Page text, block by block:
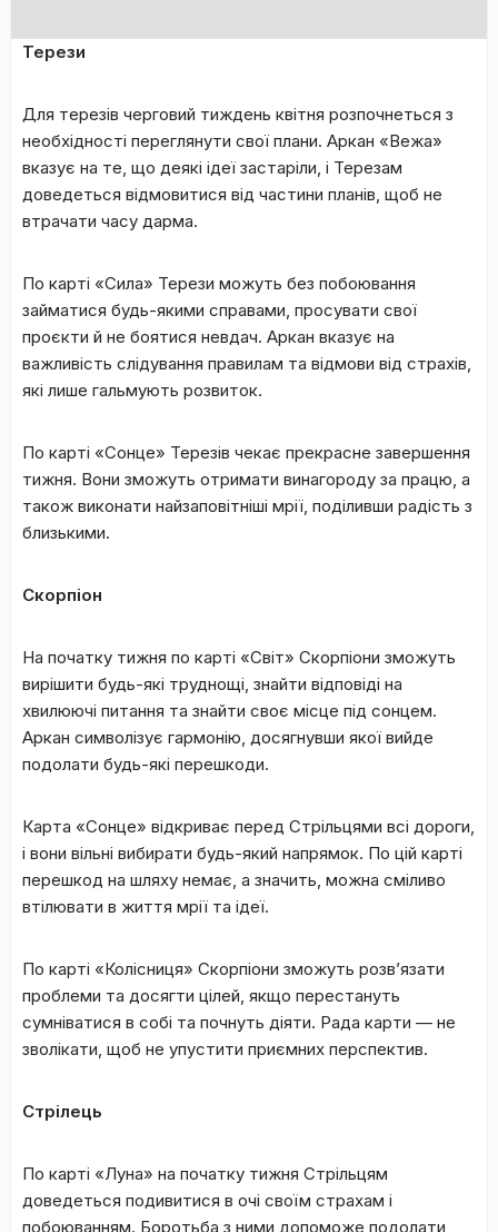
Терези
Для терезів черговий тиждень квітня розпочнеться з
необхідності переглянути свої плани. Аркан «Вежа»
вказує на те, що деякі ідеї застаріли, і Терезам
доведеться відмовитися від частини планів, щоб не
втрачати часу дарма.
По карті «Сила» Терези можуть без побоювання
займатися будь-якими справами, просувати свої
проєкти й не боятися невдач. Аркан вказує на
важливість слідування правилам та відмови від страхів,
які лише гальмують розвиток.
По карті «Сонце» Терезів чекає прекрасне завершення
тижня. Вони зможуть отримати винагороду за працю, а
також виконати найзаповітніші мрії, поділивши радість з
близькими.
Скорпіон
На початку тижня по карті «Світ» Скорпіони зможуть
вирішити будь-які труднощі, знайти відповіді на
хвилюючі питання та знайти своє місце під сонцем.
Аркан символізує гармонію, досягнувши якої вийде
подолати будь-які перешкоди.
Карта «Сонце» відкриває перед Стрільцями всі дороги,
і вони вільні вибирати будь-який напрямок. По цій карті
перешкод на шляху немає, а значить, можна сміливо
втілювати в життя мрії та ідеї.
По карті «Колісниця» Скорпіони зможуть розв’язати
проблеми та досягти цілей, якщо перестануть
сумніватися в собі та почнуть діяти. Рада карти — не
зволікати, щоб не упустити приємних перспектив.
Стрілець
По карті «Луна» на початку тижня Стрільцям
доведеться подивитися в очі своїм страхам і
побоюванням. Боротьба з ними допоможе подолати